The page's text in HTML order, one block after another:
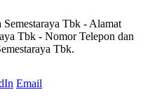
Tbk - Alamat
Tbk - Nomor Telepon dan
Tbk.
Email